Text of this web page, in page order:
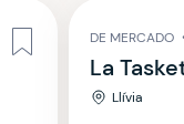
DE MERCADO
La
Llívia